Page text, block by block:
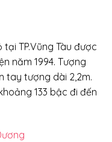
TP.Vũng Tàu được
năm 1994. Tượng
tay tượng dài 2,2m.
133 bậc đi đến